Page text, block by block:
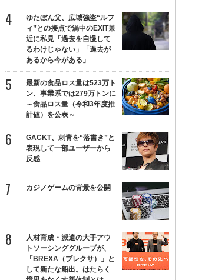
ゆたぼん父、広域強盗“ルフ
ィ”との接点で渦中のEXIT兼
近に私見「過去を自慢して
るわけじゃない」「過去が
あるから今がある」
最新の食品ロス量は523万ト
ン、事業系では279万トンに
～食品ロス量（令和3年度推
計値）を公表～
GACKT、刺青を“落書き”と
表現して一部ユーザーから
反感
カジノゲームの背景を公開
人材育成・派遣の大手アウ
トソーシンググループが、
「BREXA（ブレクサ）」と
して新たな船出。はたらく